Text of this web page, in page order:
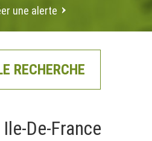
une alerte
RECHERCHE
De-France